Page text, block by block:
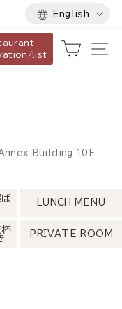
Language
English
list
Cart
Building 10F
ば
LUNCH MENU
PRIVATE ROOM